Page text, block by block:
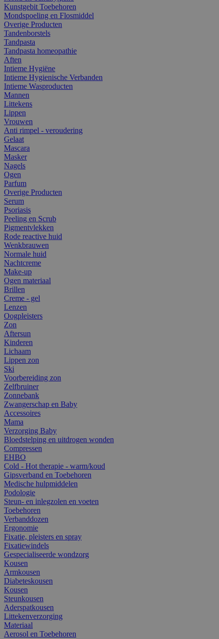
Kunstgebit Toebehoren
Mondspoeling en Flosmiddel
Overige Producten
Tandenborstels
Tandpasta
Tandpasta homeopathie
Aften
Intieme Hygiëne
Intieme Hygienische Verbanden
Intieme Wasproducten
Mannen
Littekens
Lippen
Vrouwen
Anti rimpel - veroudering
Gelaat
Mascara
Masker
Nagels
Ogen
Parfum
Overige Producten
Serum
Psoriasis
Peeling en Scrub
Pigmentvlekken
Rode reactive huid
Wenkbrauwen
Normale huid
Nachtcreme
Make-up
Ogen materiaal
Brillen
Creme - gel
Lenzen
Oogpleisters
Zon
Aftersun
Kinderen
Lichaam
Lippen zon
Ski
Voorbereiding zon
Zelfbruiner
Zonnebank
Zwangerschap en Baby
Accessoires
Mama
Verzorging Baby
Bloedstelping en uitdrogen wonden
Compressen
EHBO
Cold - Hot therapie - warm/koud
Gipsverband en Toebehoren
Medische hulpmiddelen
Podologie
Steun- en inlegzolen en voeten
Toebehoren
Verbanddozen
Ergonomie
Fixatie, pleisters en spray
Fixatiewindels
Gespecialiseerde wondzorg
Kousen
Armkousen
Diabeteskousen
Kousen
Steunkousen
Aderspatkousen
Littekenverzorging
Materiaal
Aerosol en Toebehoren